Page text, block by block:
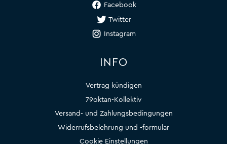
Facebook
Twitter
Instagram
INFO
Vertrag kündigen
79oktan-Kollektiv
Versand- und Zahlungsbedingungen
Widerrufsbelehrung und -formular
Cookie Einstellungen